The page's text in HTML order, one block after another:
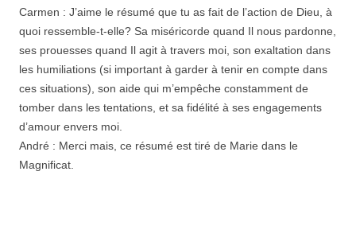
Carmen : J’aime le résumé que tu as fait de l’action de Dieu, à
quoi ressemble-t-elle? Sa miséricorde quand Il nous pardonne,
ses prouesses quand Il agit à travers moi, son exaltation dans
les humiliations (si important à garder à tenir en compte dans
ces situations), son aide qui m’empêche constamment de
tomber dans les tentations, et sa fidélité à ses engagements
d’amour envers moi.
André : Merci mais, ce résumé est tiré de Marie dans le
Magnificat.